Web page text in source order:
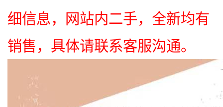
细信息，网站内二手，全新均有
销售，具体请联系客服沟通。